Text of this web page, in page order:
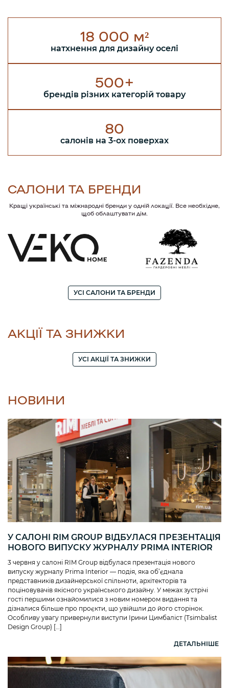
18 000 м²
натхнення для дизайну оселі
500+
брендів різних категорій товару
80
салонів на 3-ох поверхах
САЛОНИ ТА БРЕНДИ
Кращі українські та міжнародні бренди у одній локації. Все необхідне,
щоб облаштувати дім.
УСІ САЛОНИ ТА БРЕНДИ
АКЦІЇ ТА ЗНИЖКИ
УСІ АКЦІЇ ТА ЗНИЖКИ
НОВИНИ
У САЛОНІ RIM GROUP ВІДБУЛАСЯ ПРЕЗЕНТАЦІЯ
НОВОГО ВИПУСКУ ЖУРНАЛУ PRIMA INTERIOR
3 червня у салоні RIM Group відбулася презентація нового
випуску журналу Prima Interior — подія, яка об’єднала
представників дизайнерської спільноти, архітекторів та
поціновувачів якісного українського дизайну. У межах зустрічі
гості першими ознайомилися з новим номером видання та
дізналися більше про проєкти, що увійшли до його сторінок.
Особливу увагу привернули виступи Ірини Цимбаліст (Tsimbalist
Design Group) […]
ДЕТАЛЬНІШЕ